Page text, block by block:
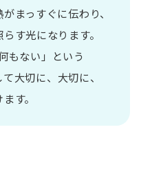
が​まっすぐに​伝わり、
す光に​なります。
も​ない」と​いう​
大切に、​大切に、​
す。​